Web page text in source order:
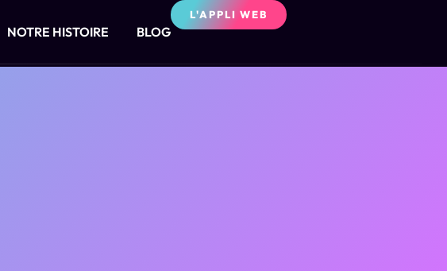
NOTRE HISTOIRE BLOG
L'APPLI WEB